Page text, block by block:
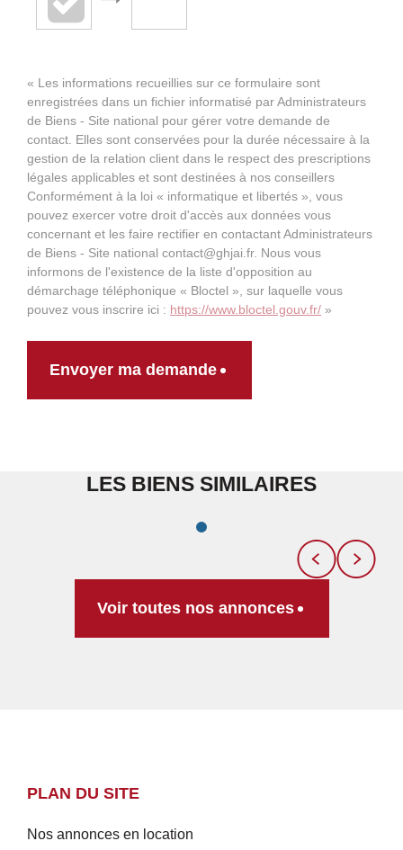
« Les informations recueillies sur ce formulaire sont
enregistrées dans un fichier informatisé par Administrateurs
de Biens - Site national pour gérer votre demande de
contact. Elles sont conservées pour la durée nécessaire à la
gestion de la relation client dans le respect des prescriptions
légales applicables et sont destinées à nos conseillers
Conformément à la loi « informatique et libertés », vous
pouvez exercer votre droit d'accès aux données vous
concernant et les faire rectifier en contactant Administrateurs
de Biens - Site national contact@ghjai.fr. Nous vous
informons de l'existence de la liste d'opposition au
démarchage téléphonique « Bloctel », sur laquelle vous
pouvez vous inscrire ici : https://www.bloctel.gouv.fr/ »
Envoyer ma demande
LES BIENS SIMILAIRES
Voir toutes nos annonces
PLAN DU SITE
Nos annonces en location